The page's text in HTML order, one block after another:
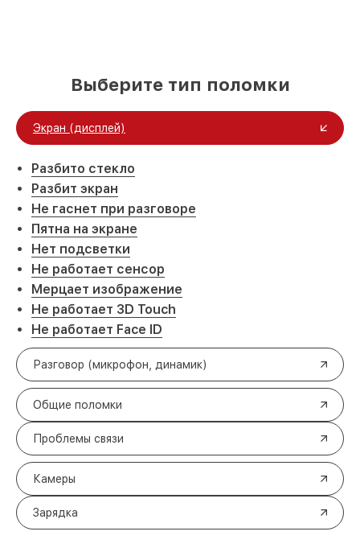
Выберите тип поломки
Экран (дисплей)
Разбито стекло
Разбит экран
Не гаснет при разговоре
Пятна на экране
Нет подсветки
Не работает сенсор
Мерцает изображение
Не работает 3D Touch
Не работает Face ID
Разговор (микрофон, динамик)
Общие поломки
Проблемы связи
Камеры
Зарядка